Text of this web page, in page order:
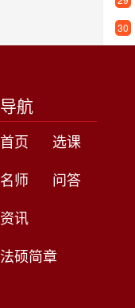
30
导航
首页
选课
名师
问答
资讯
法硕简章